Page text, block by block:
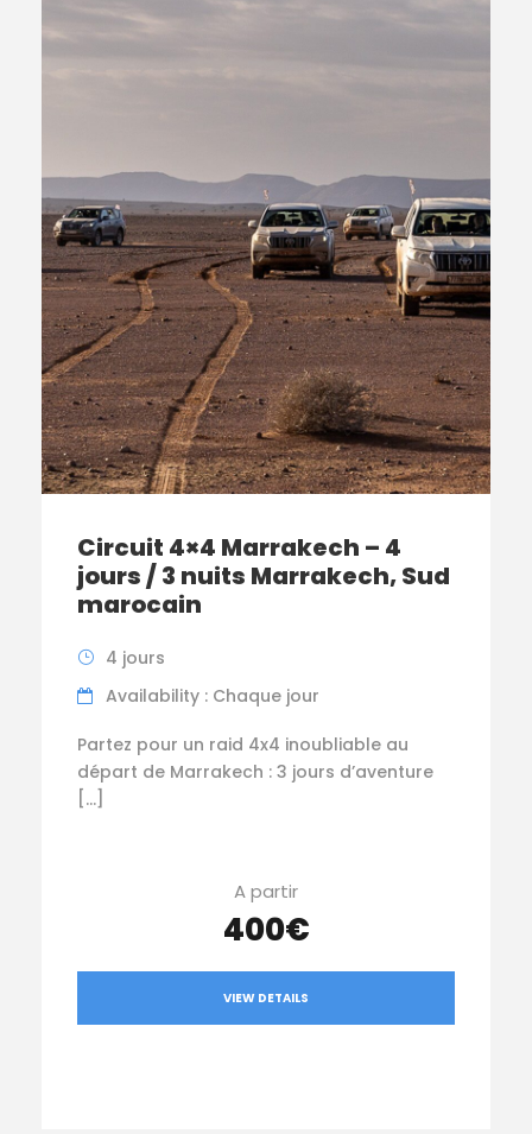
Circuit 4×4 Marrakech – 4
jours / 3 nuits Marrakech, Sud
marocain
4 jours
Availability : Chaque jour
Partez pour un raid 4x4 inoubliable au
départ de Marrakech : 3 jours d’aventure
[…]
A partir
400€
VIEW DETAILS